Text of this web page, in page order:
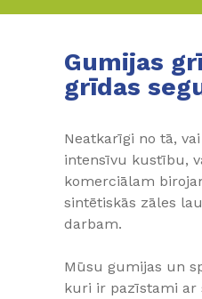
Gumijas
grīdas
Neatkarīgi no tā,
intensīvu kustību,
komerciālam
sintētiskās zāles
darbam.
Mūsu gumijas un
kuri ir pazīstami ar